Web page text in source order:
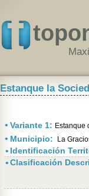
Estanque la
• Variante 1: Estanque
• Municipio: La
• Identificación
•Clasificación